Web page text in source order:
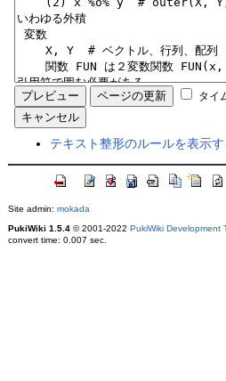
タイ
テキスト整形のルールを表示す
Site admin: mokada
PukiWiki 1.5.4© 2001-2022 PukiWiki Development
convert time: 0.007 sec.